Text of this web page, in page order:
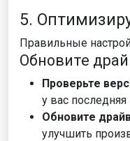
5.
Правильные
Обновите
Проверьте
у вас последняя
Обновите
улучшить